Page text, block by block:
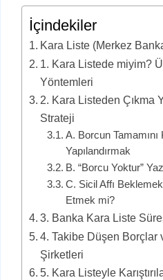
İçindekiler
Kara Liste (Merkez
1. Kara Listede miyim?
Yöntemleri
2. Kara Listeden Çıkma
Strateji
A. Borcun
Yapılandırmak
B. “Borcu Yoktur”
C. Sicil Affı
Etmek mi?
3. Banka Kara Liste
4. Takibe Düşen Borçlar
Şirketleri
5. Kara Listeyle